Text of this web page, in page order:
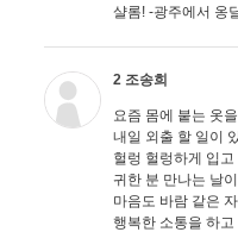
샬롬! -광주에서 옹
2 조송희
요즘 몸에 붙는 옷
내일 외출 할 일이
헐렁 헐렁하게 입
귀한 분 만나는 날
마음도 바람 같은
행복한 소통을 하